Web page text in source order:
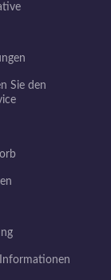
Sie den